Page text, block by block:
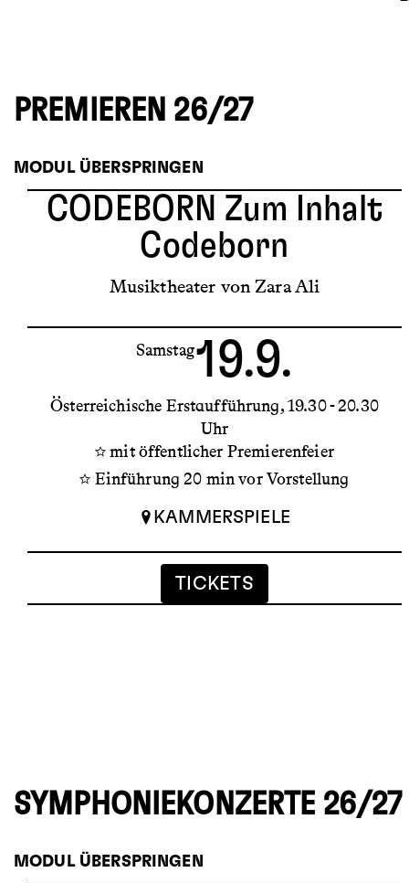
PREMIEREN 26/27
MODUL ÜBERSPRINGEN
CODEBORN Zum Inhalt
Codeborn
Musiktheater von Zara Ali
Samstag19.9.
Österreichische Erstaufführung 19.30 - 20.30
Uhr
mit öffentlicher Premierenfeier
Einführung 20 min vor Vorstellung
KAMMERSPIELE
TICKETS
SYMPHONIEKONZERTE 26/27
MODUL ÜBERSPRINGEN